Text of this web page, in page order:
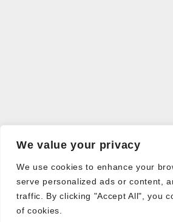
We value your privacy
We use cookies to enhance your
serve personalized ads or content,
traffic. By clicking "Accept All", you
of cookies.